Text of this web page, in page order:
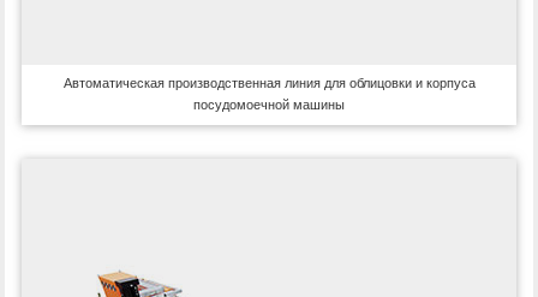
Автоматическая производственная линия для облицовки и корпуса
посудомоечной машины